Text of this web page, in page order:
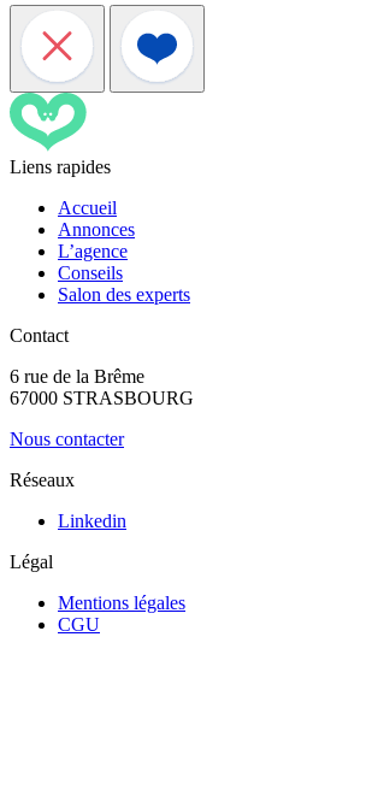
Liens rapides
Accueil
Annonces
L’agence
Conseils
Salon des experts
Contact
6 rue de la Brême
67000 STRASBOURG
Nous contacter
Réseaux
Linkedin
Légal
Mentions légales
CGU